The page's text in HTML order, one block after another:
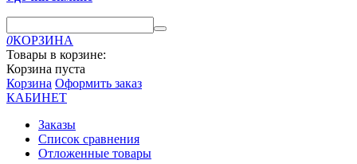
0КОРЗИНА
Товары в корзине:
Корзина пуста
Корзина Оформить заказ
КАБИНЕТ
Заказы
Список сравнения
Отложенные товары